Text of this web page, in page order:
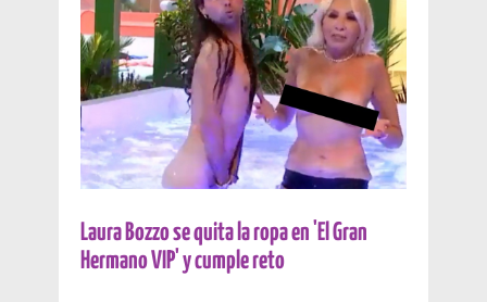
Laura Bozzo se quita la ropa en 'El Gran
Hermano VIP' y cumple reto